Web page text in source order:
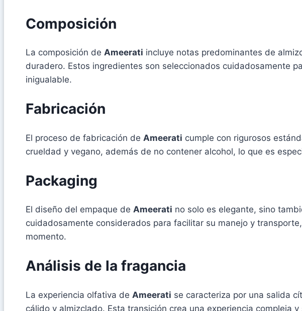
Composición
La composición de Ameerati incluye notas predominantes de
duradero. Estos ingredientes son seleccionados cuidadosamente
inigualable.
Fabricación
El proceso de fabricación de Ameerati cumple con rigurosos
crueldad y vegano, además de no contener alcohol, lo que es
Packaging
El diseño del empaque de Ameerati no solo es elegante, sino
cuidadosamente considerados para facilitar su manejo y
momento.
Análisis de la fragancia
La experiencia olfativa de Ameerati se caracteriza por una salida
cálido y almizclado. Esta transición crea una experiencia compleja